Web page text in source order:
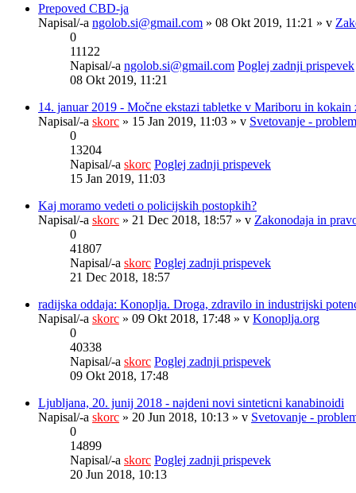
Prepoved CBD-ja
Napisal/-a ngolob.si@gmail.com » 08 Okt 2019, 11:21 » v
0
11122
Napisal/-a ngolob.si@gmail.com Poglej zadnji prispevek
08 Okt 2019, 11:21
14. januar 2019 - Močne ekstazi tabletke v Mariboru in
Napisal/-a skorc » 15 Jan 2019, 11:03 » v Svetovanje -
0
13204
Napisal/-a skorc Poglej zadnji prispevek
15 Jan 2019, 11:03
Kaj moramo vedeti o policijskih postopkih?
Napisal/-a skorc » 21 Dec 2018, 18:57 » v Zakonodaja in
0
41807
Napisal/-a skorc Poglej zadnji prispevek
21 Dec 2018, 18:57
radijska oddaja: Konoplja. Droga, zdravilo in industrijski
Napisal/-a skorc » 09 Okt 2018, 17:48 » v Konoplja.org
0
40338
Napisal/-a skorc Poglej zadnji prispevek
09 Okt 2018, 17:48
Ljubljana, 20. junij 2018 - najdeni novi sinteticni kanabinoidi
Napisal/-a skorc » 20 Jun 2018, 10:13 » v Svetovanje -
0
14899
Napisal/-a skorc Poglej zadnji prispevek
20 Jun 2018, 10:13